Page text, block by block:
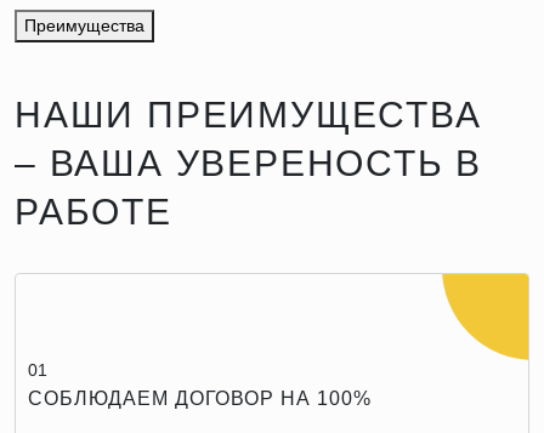
Преимущества
НАШИ ПРЕИМУЩЕСТВА
– ВАША УВЕРЕНОСТЬ В
РАБОТЕ
01
СОБЛЮДАЕМ ДОГОВОР НА 100%